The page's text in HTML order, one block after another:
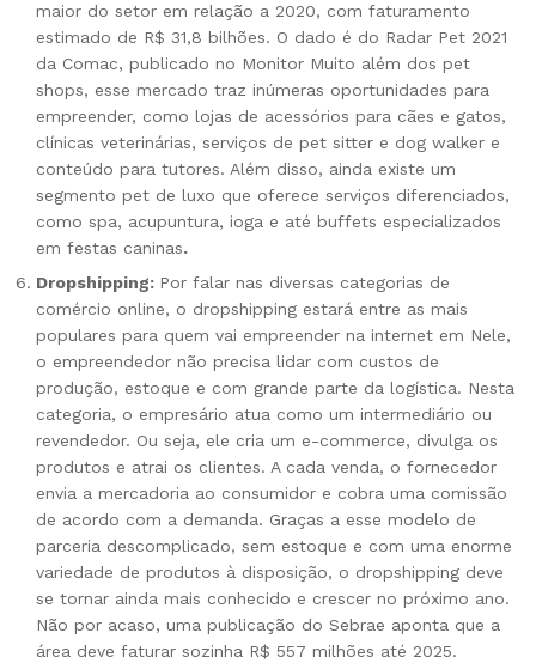
maior do setor em relação a 2020, com faturamento
estimado de R$ 31,8 bilhões. O dado é do Radar Pet 2021
da Comac, publicado no Monitor Muito além dos pet
shops, esse mercado traz inúmeras oportunidades para
empreender, como lojas de acessórios para cães e gatos,
clínicas veterinárias, serviços de pet sitter e dog walker e
conteúdo para tutores. Além disso, ainda existe um
segmento pet de luxo que oferece serviços diferenciados,
como spa, acupuntura, ioga e até buffets especializados
em festas caninas.
Dropshipping: Por falar nas diversas categorias de
comércio online, o dropshipping estará entre as mais
populares para quem vai empreender na internet em Nele,
o empreendedor não precisa lidar com custos de
produção, estoque e com grande parte da logística. Nesta
categoria, o empresário atua como um intermediário ou
revendedor. Ou seja, ele cria um e-commerce, divulga os
produtos e atrai os clientes. A cada venda, o fornecedor
envia a mercadoria ao consumidor e cobra uma comissão
de acordo com a demanda. Graças a esse modelo de
parceria descomplicado, sem estoque e com uma enorme
variedade de produtos à disposição, o dropshipping deve
se tornar ainda mais conhecido e crescer no próximo ano.
Não por acaso, uma publicação do Sebrae aponta que a
área deve faturar sozinha R$ 557 milhões até 2025.